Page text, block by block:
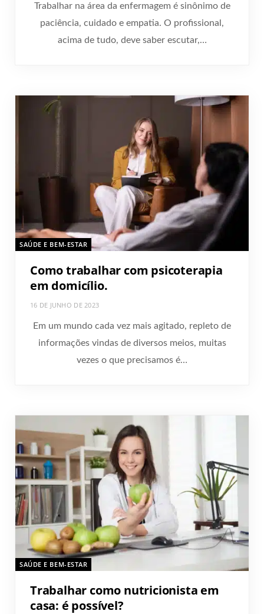
Trabalhar na área da enfermagem é sinônimo de
paciência, cuidado e empatia. O profissional,
acima de tudo, deve saber escutar,…
SAÚDE E BEM-ESTAR
Como trabalhar com psicoterapia
em domicílio.
16 DE JUNHO DE 2023
Em um mundo cada vez mais agitado, repleto de
informações vindas de diversos meios, muitas
vezes o que precisamos é…
SAÚDE E BEM-ESTAR
Trabalhar como nutricionista em
casa: é possível?